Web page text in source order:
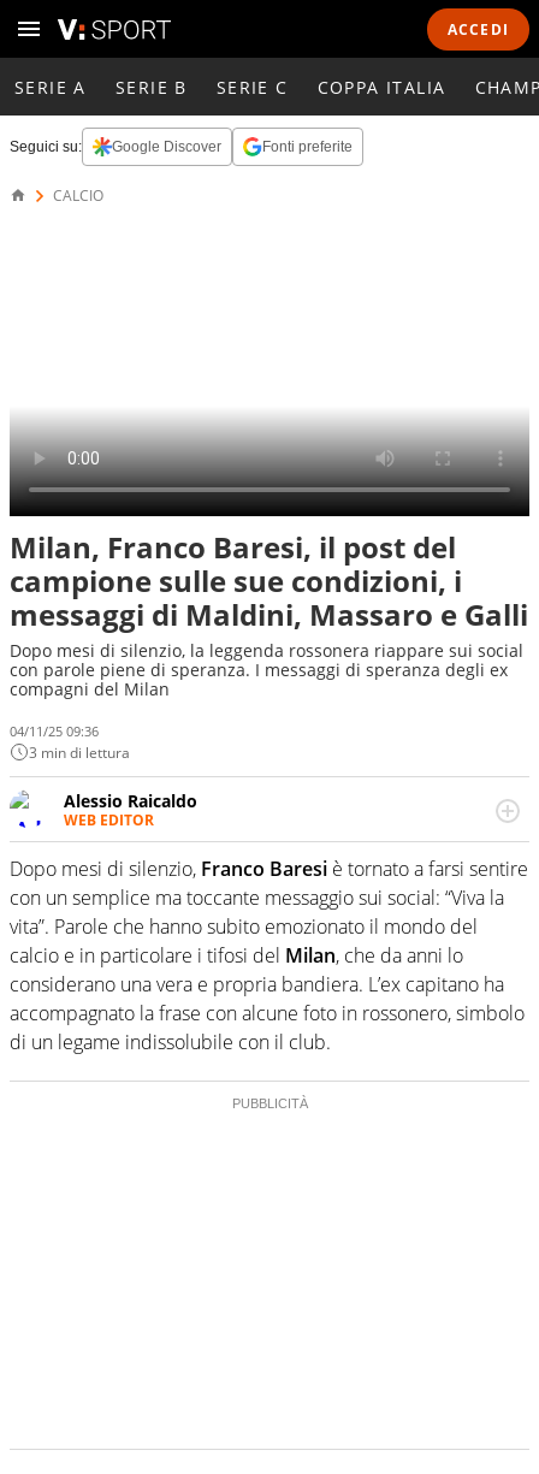
ACCEDI
SERIE A SERIE B SERIE C COPPA ITALIA
Seguici su: Google Discover Fonti preferite
CALCIO
Milan, Franco Baresi, il post del
campione sulle sue condizioni, i
messaggi di Maldini, Massaro e Galli
Dopo mesi di silenzio, la leggenda rossonera riappare sui social
con parole piene di speranza. I messaggi di speranza degli ex
compagni del Milan
04/11/25 09:36
3 min di lettura
Alessio Raicaldo
WEB EDITOR
Un figlio che si chiama Diego e la tesi di laurea sugli stadi
di proprietà in Italia. Il calcio quale filo conduttore
irrinunciabile tra passione e professione. Per Virgilio
Sport indaga, approfondisce e scandaglia l'universo
mondo dello sport per antonomasia
Dopo mesi di silenzio, Franco Baresi è tornato a farsi sentire
con un semplice ma toccante messaggio sui social: “Viva la
vita”. Parole che hanno subito emozionato il mondo del
calcio e in particolare i tifosi del Milan, che da anni lo
considerano una vera e propria bandiera. L’ex capitano ha
accompagnato la frase con alcune foto in rossonero, simbolo
di un legame indissolubile con il club.